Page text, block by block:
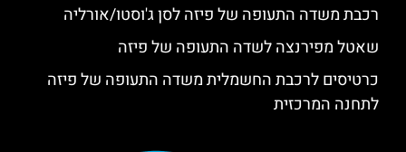
רכבת משדה התעופה של פיזה לסן ג'וסטו/אורליה
שאטל מפירנצה לשדה התעופה של פיזה
כרטיסים לרכבת החשמלית משדה התעופה של פיזה
לתחנה המרכזית